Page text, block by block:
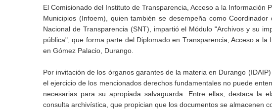
El Comisionado del Instituto de Transparencia, Acceso a la
Municipios (Infoem), quien también se desempeña como
Nacional de Transparencia (SNT), impartió el Módulo "Archivos y su
pública", que forma parte del Diplomado en Transparencia, Acceso a
en Gómez Palacio, Durango.
Por invitación de los órganos garantes de la materia en Durango
el ejercicio de los mencionados derechos fundamentales no puede
necesarias para su apropiada salvaguarda. Entre ellas, destaca la
consulta archivística, que propician que los documentos se almacenen